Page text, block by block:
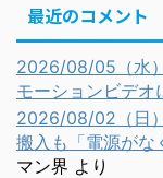
最近のコメント
2026/08/05（水
モーションビデオ
2026/08/02（日
搬入も「電源がな
マン界 より